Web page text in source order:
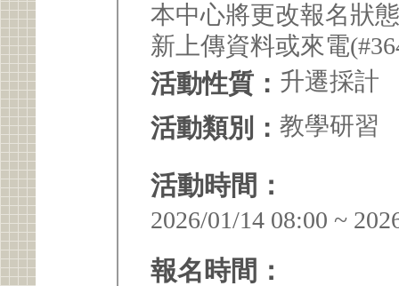
本中心將更改報名狀
新上傳資料或來電
活動性質： 升遷採計
活動類別： 教學研習
活動時間：
2026/01/14 08:00 ~
報名時間：